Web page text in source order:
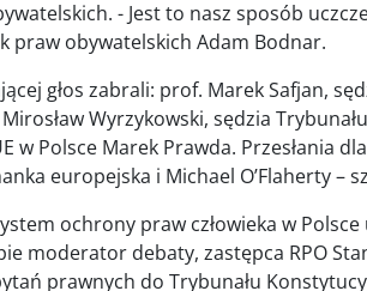
- Jest to nasz sposób
praw obywatelskich Adam Bodnar.
głos zabrali: prof. Marek Safjan,
Wyrzykowski, sędzia
w Polsce Marek Prawda. Przesłania
europejska i Michael O’Flaherty –
ochrony praw człowieka w
moderator debaty, zastępca RPO
prawnych do Trybunału